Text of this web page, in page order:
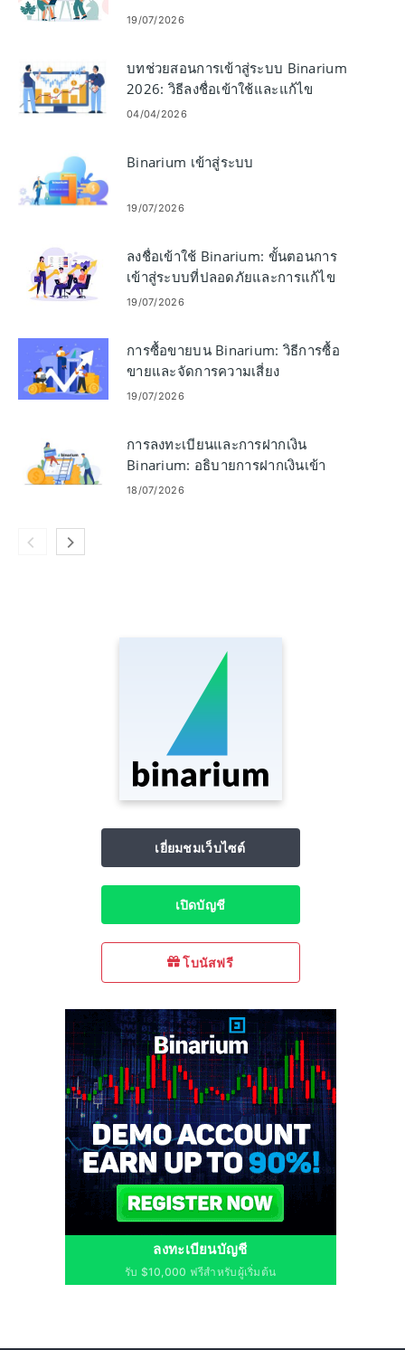
19/07/2026
บทช่วยสอนการเข้าสู่ระบบ Binarium
2026: วิธีลงชื่อเข้าใช้และแก้ไข
ปัญหาการเข้าสู่ระบบ
04/04/2026
Binarium เข้าสู่ระบบ
19/07/2026
ลงชื่อเข้าใช้ Binarium: ขั้นตอนการ
เข้าสู่ระบบที่ปลอดภัยและการแก้ไข
ปัญหา
19/07/2026
การซื้อขายบน Binarium: วิธีการซื้อ
ขายและจัดการความเสี่ยง
19/07/2026
การลงทะเบียนและการฝากเงิน
Binarium: อธิบายการฝากเงินเข้า
บัญชีของคุณ
18/07/2026
เยี่ยมชมเว็บไซต์
เปิดบัญชี
โบนัสฟรี
ลงทะเบียนบัญชี
รับ $10,000 ฟรีสำหรับผู้เริ่มต้น